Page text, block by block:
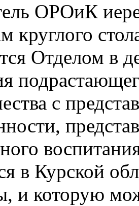
ОРОиК
круглого
Отделом в
с
в Курской
и которую